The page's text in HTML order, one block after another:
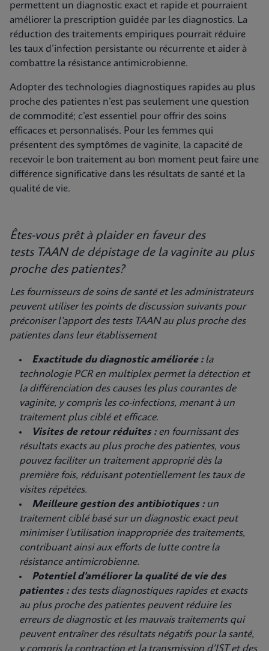
permettent un diagnostic exact et rapide et pourraient
améliorer la prescription guidée par les diagnostics. La
réduction des traitements empiriques pourrait réduire
les taux d’infection persistante ou récurrente et aider à
combattre la résistance antimicrobienne.
Adopter des technologies diagnostiques rapides au plus
proche des patientes n’est pas seulement une question
de commodité; c’est essentiel pour offrir des soins
efficaces et personnalisés. Pour les femmes qui
présentent des symptômes de vaginite, la capacité de
recevoir le bon traitement au bon moment peut faire une
différence significative dans les résultats de santé et la
qualité de vie.
Êtes-vous prêt à plaider en faveur des
tests TAAN de dépistage de la vaginite au plus
proche des patientes?
Les fournisseurs de soins de santé et les administrateurs
peuvent utiliser les points de discussion suivants pour
préconiser l’apport des tests TAAN au plus proche des
patientes dans leur établissement
Exactitude du diagnostic améliorée :la
technologie PCR en multiplex permet la détection et
la différenciation des causes les plus courantes de
vaginite, y compris les co-infections, menant à un
traitement plus ciblé et efficace.
Visites de retour réduites :en fournissant des
résultats exacts au plus proche des patientes, vous
pouvez faciliter un traitement approprié dès la
première fois, réduisant potentiellement les taux de
visites répétées.
Meilleure gestion des antibiotiques :un
traitement ciblé basé sur un diagnostic exact peut
minimiser l’utilisation inappropriée des traitements,
contribuant ainsi aux efforts de lutte contre la
résistance antimicrobienne.
Potentiel d’améliorer la qualité de vie des
patientes :des tests diagnostiques rapides et exacts
au plus proche des patientes peuvent réduire les
erreurs de diagnostic et les mauvais traitements qui
peuvent entraîner des résultats négatifs pour la santé,
y compris la contraction et la transmission d’IST et des